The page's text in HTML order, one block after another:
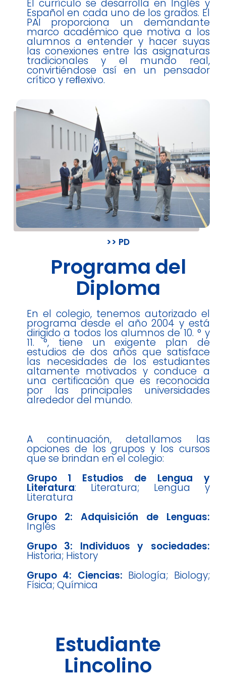
El currículo se desarrolla en Inglés y
Español en cada uno de los grados. El
PAI proporciona un demandante
marco académico que motiva a los
alumnos a entender y hacer suyas
las conexiones entre las asignaturas
tradicionales y el mundo real,
convirtiéndose así en un pensador
crítico y reﬂexivo.
>> PD
Programa del
Diploma
En el colegio, tenemos autorizado el
programa desde el año 2004 y está
dirigido a todos los alumnos de 10. ° y
11. °, tiene un exigente plan de
estudios de dos años que satisface
las necesidades de los estudiantes
altamente motivados y conduce a
una certificación que es reconocida
por las principales universidades
alrededor del mundo.
A continuación, detallamos las
opciones de los grupos y los cursos
que se brindan en el colegio:
Grupo 1 Estudios de Lengua y
Literatura: Literatura; Lengua y
Literatura
Grupo 2: Adquisición de Lenguas:
Inglés
Grupo 3: Individuos y sociedades:
Historia; History
Grupo 4: Ciencias: Biología; Biology;
Física; Química
Estudiante
Lincolino